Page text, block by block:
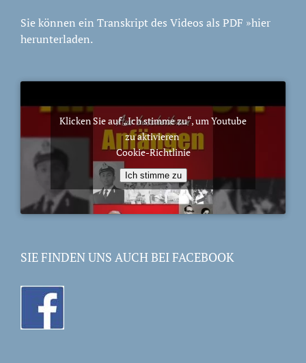
Sie können ein Transkript des Videos als PDF »hier
herunterladen.
Klicken Sie auf „Ich stimme zu“, um Youtube
zu aktivieren
Cookie-Richtlinie
Ich stimme zu
SIE FINDEN UNS AUCH BEI FACEBOOK